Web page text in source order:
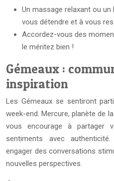
Un massage relaxant ou
vous détendre et à vous
Accordez-vous des
le méritez bien !
Gémeaux :
inspiration
Les Gémeaux se sentiront
week-end. Mercure, planète de
vous encourage à partager
sentiments avec
engager des conversations
nouvelles perspectives.